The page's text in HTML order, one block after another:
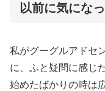
以前に気にな
私がグーグルアドセ
に、ふと疑問に感じ
始めたばかりの時は